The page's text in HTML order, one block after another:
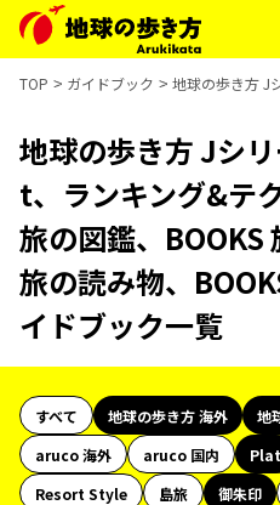
TOP ガイドブック 地球の歩き方 J
地球の歩き方 Jシ
t、ランキング&テ
旅の図鑑、BOOKS
旅の読み物、
イドブック一覧
すべて 地球の歩き方 海外
地
aruco 海外
aruco 国内 Plat
Resort Style
島旅 御朱印